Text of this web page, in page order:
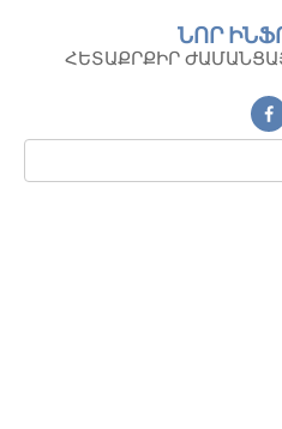
контенту
ՆՈՐ
ՀԵՏԱՔՐՔԻՐ
Поиск: